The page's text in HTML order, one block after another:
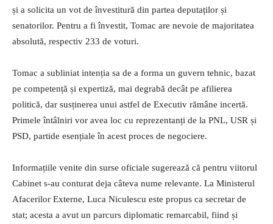
și a solicita un vot de învestitură din partea deputaților și
senatorilor. Pentru a fi învestit, Tomac are nevoie de majoritatea
absolută, respectiv 233 de voturi.
Tomac a subliniat intenția sa de a forma un guvern tehnic, bazat
pe competență și expertiză, mai degrabă decât pe afilierea
politică, dar susținerea unui astfel de Executiv rămâne incertă.
Primele întâlniri vor avea loc cu reprezentanți de la PNL, USR și
PSD, partide esențiale în acest proces de negociere.
Informațiile venite din surse oficiale sugerează că pentru viitorul
Cabinet s-au conturat deja câteva nume relevante. La Ministerul
Afacerilor Externe, Luca Niculescu este propus ca secretar de
stat; acesta a avut un parcurs diplomatic remarcabil, fiind și